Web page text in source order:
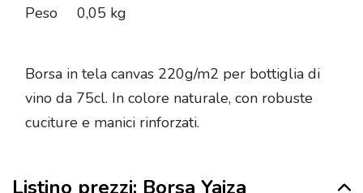
Peso 0,05 kg
Borsa in tela canvas 220g/m2 per bottiglia di
vino da 75cl. In colore naturale, con robuste
cuciture e manici rinforzati.
Listino prezzi: Borsa Yaiza